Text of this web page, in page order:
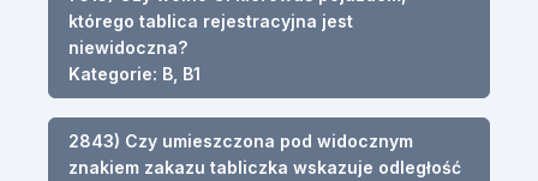
którego tablica rejestracyjna jest
niewidoczna?
Kategorie: B, B1
2843) Czy umieszczona pod widocznym
znakiem zakazu tabliczka wskazuje odległość